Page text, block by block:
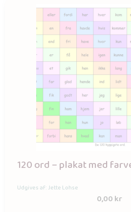
120 ord – plakat med
Udgives af: Jette Lohse
0,00kr